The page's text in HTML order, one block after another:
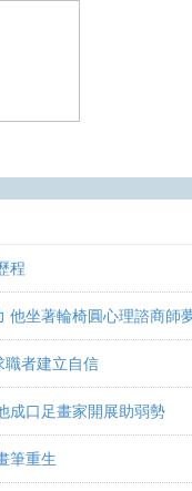
程
他坐著輪椅圓心理諮商師
職者建立自信
成口足畫家開展助弱勢
筆重生